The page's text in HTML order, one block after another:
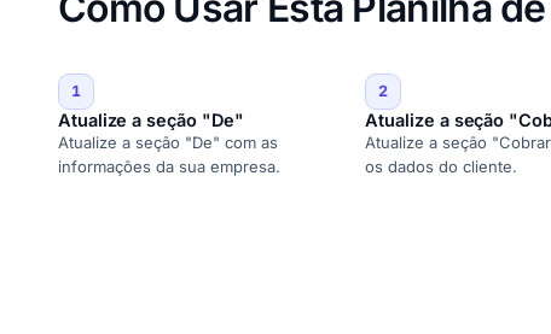
1
Atualize a seção "De"
Atualize a seção "De" com as
informações da sua empresa.
2
Atualize a seção
Atualize a seção
os dados do cliente.